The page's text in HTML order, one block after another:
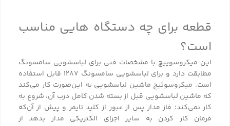
قطعه برای چه دستگاه هایی مناسب
است؟
این میکروسوییچ با مشخصات فنی برای لباسشویی سامسونگ
مطابقت دارد و برای لباسشویی سامسونگ 1287 قابل استفاده
است. میکروسوئیچ ماشین لباسشویی به این‌صورت کار می‌کند
که ماشین لباسشویی قبل از بسته شدن کامل درب آن، شروع به
کار نمی‌کند؛ فاز مدار پس از عبور از کلید تایمر و پیش از آن‌که
فرمان کار کردن به سایر اجزای الکتریکی مدار بدهد از